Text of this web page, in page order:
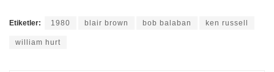
Etiketler: 1980 blair brown bob balaban ken russell
william hurt